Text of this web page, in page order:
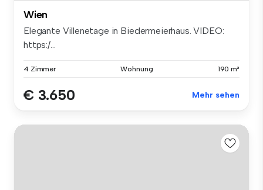
Wien
Elegante Villenetage in Biedermeierhaus. VIDEO:
https:/...
4 Zimmer Wohnung 190 m²
€ 3.650 Mehr sehen